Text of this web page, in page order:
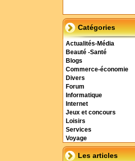
Catégories
Actualités-Média
Beauté -Santé
Blogs
Commerce-économie
Divers
Forum
Informatique
Internet
Jeux et concours
Loisirs
Services
Voyage
Les articles